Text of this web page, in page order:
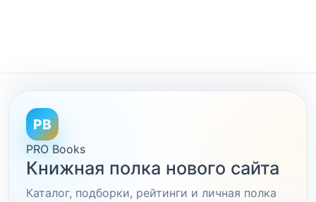
PB
PRO Books
Книжная полка нового сайта
Каталог, подборки, рейтинги и личная полка